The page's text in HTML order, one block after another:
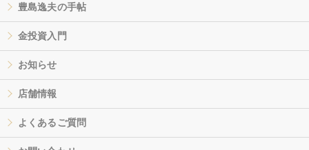
豊島逸夫の手帖
金投資入門
お知らせ
店舗情報
よくあるご質問